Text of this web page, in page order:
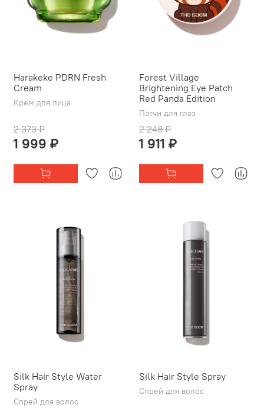
Harakeke PDRN Fresh
Cream
Крем для лица
2 373 ₽
1 999 ₽
Forest Village
Brightening Eye Patch
Red Panda Edition
Патчи для глаз
2 248 ₽
1 911 ₽
Silk Hair Style Water
Spray
Спрей для волос
Silk Hair Style Spray
Спрей для волос